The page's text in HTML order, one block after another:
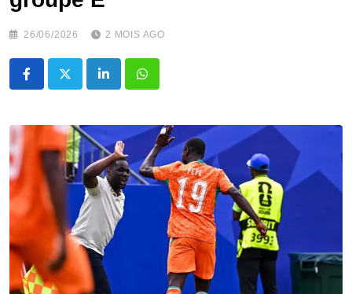
26/06/2026 2 MOIS AGO
LinkedInWhatsapp